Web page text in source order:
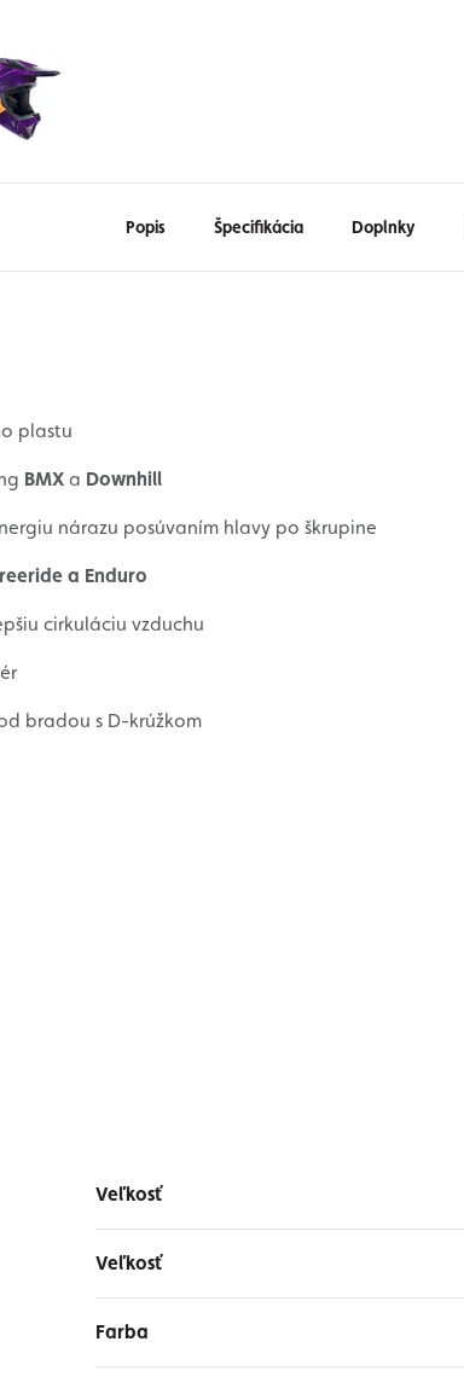
Popis Špecifikácia Doplnky
plastu
BMX a Downhill
nárazu posúvaním hlavy po škrupine
a Enduro
cirkuláciu vzduchu
bradou s D-krúžkom
Veľkosť
Veľkosť
Farba